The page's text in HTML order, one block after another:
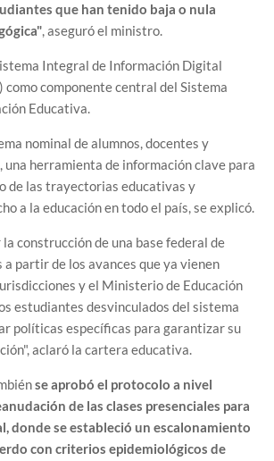
que han tenido baja o nula
, aseguró el ministro.
Integral de Información Digital
como componente central del Sistema
Educativa.
nominal de alumnos, docentes y
una herramienta de información clave para
de las trayectorias educativas y
a la educación en todo el país, se explicó.
la construcción de una base federal de
a partir de los avances que ya vienen
y el Ministerio de Educación
estudiantes desvinculados del sistema
políticas específicas para garantizar su
aclaró la cartera educativa.
se aprobó el protocolo a nivel
de las clases presenciales para
donde se estableció un escalonamiento
con criterios epidemiológicos de